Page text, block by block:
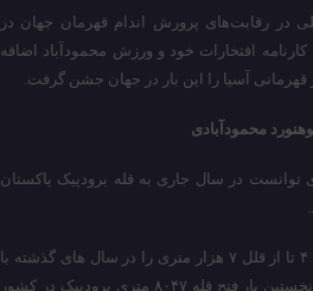
در رقابت‌های پرورش اندام قهرمان جهان در
افتخارات خود و ورزش محمودآباد اضافه
آسیا را این بار در جهان جشن گرفت.
محمودآبادی
توانست در سال جاری به قله برودپیک پاکستان
ناطقی که پیش از این توانسته بود ۴ تا از قلل ۷ هزار متری را در سال های گذشته با
موفقیت صعود کند، توانست برای نخستین بار فتح قله ۸۰۴۷ متری برودپیک در کشور